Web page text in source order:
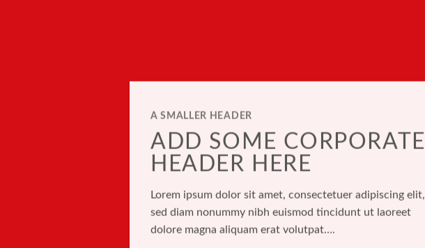
A SMALLER HEADER
ADD SOME CORPORATE
HEADER HERE
Lorem ipsum dolor sit amet, consectetuer adipiscing elit,
sed diam nonummy nibh euismod tincidunt ut laoreet
dolore magna aliquam erat volutpat….